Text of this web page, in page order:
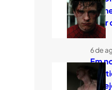
quer
voe
6 de
Em